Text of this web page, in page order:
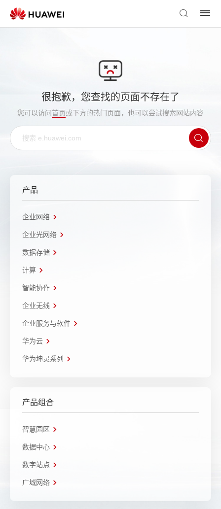
很抱歉，您查找的页面不存在了
您可以访问首页或下方的热门页面，也可以尝试搜索网站内容
产品
企业网络
企业光网络
数据存储
计算
智能协作
企业无线
企业服务与软件
华为云
华为坤灵系列
产品组合
智慧园区
数据中心
数字站点
广域网络